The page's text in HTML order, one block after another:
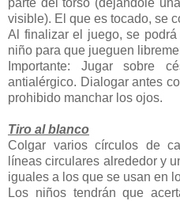
parte del torso (dejándole
visible). El que es tocado, se
Al finalizar el juego, se
niño para que jueguen
Importante: Jugar sobre
antialérgico. Dialogar antes
prohibido manchar los ojos.
Tiro al blanco
Colgar varios círculos de
líneas circulares alrededor y
iguales a los que se usan en
Los niños tendrán que